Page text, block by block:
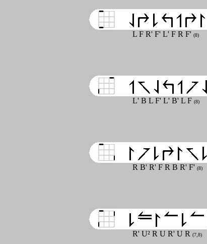
L F R' F' L' F R F' (8)
L' B L F' L' B' L F (8)
R B' R' F R B R' F' (8)
R' U² R U R' U R (7,8)